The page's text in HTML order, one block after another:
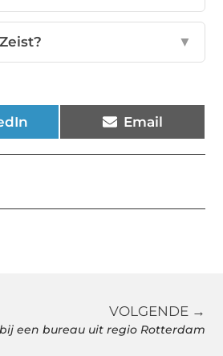
▼
Email
VOLGENDE →
een bureau uit regio Rotterdam